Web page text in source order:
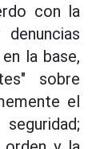
con la
la base,
sobre
el